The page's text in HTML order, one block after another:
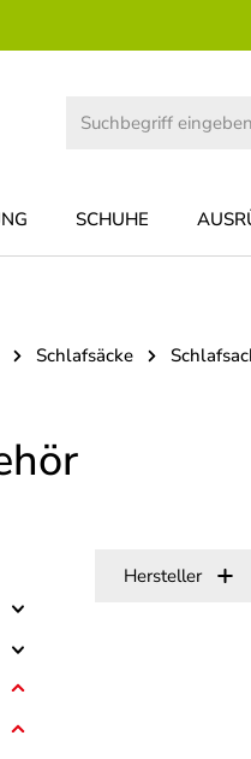
SCHUHE
Schlafsäcke
Hersteller